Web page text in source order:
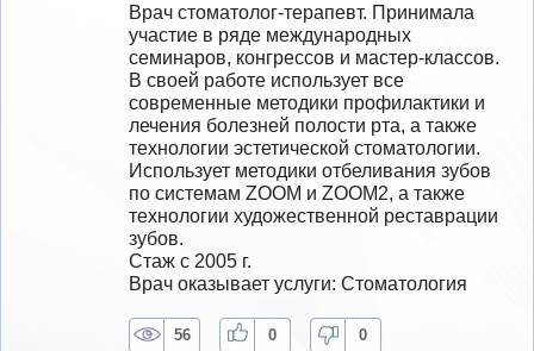
Врач стоматолог-терапевт. Принимала
участие в ряде международных
семинаров, конгрессов и мастер-классов.
В своей работе использует все
современные методики профилактики и
лечения болезней полости рта, а также
технологии эстетической стоматологии.
Использует методики отбеливания зубов
по системам ZOOM и ZOOM2, а также
технологии художественной реставрации
зубов.
Стаж с 2005 г.
Врач оказывает услуги: Стоматология
56 0 0